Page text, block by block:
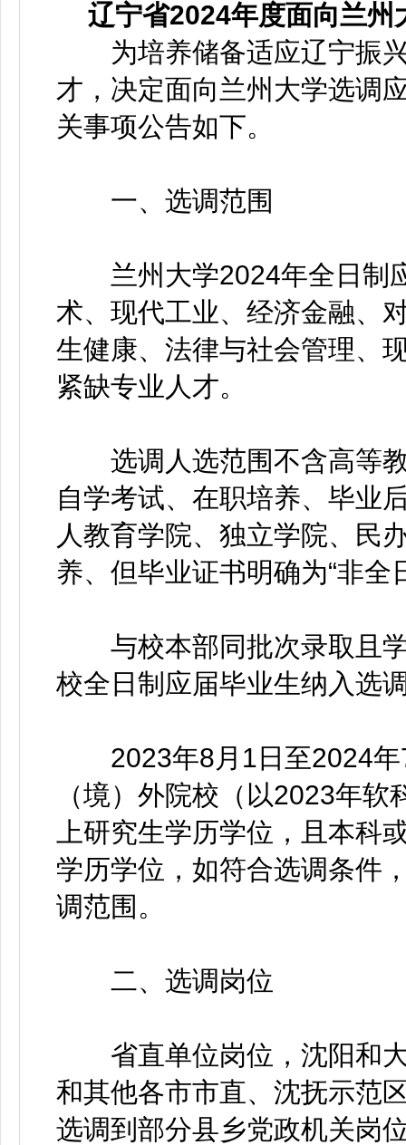
辽宁省2024年度面向兰
为培养储备适应辽宁振兴
才，决定面向兰州大学选调
关事项公告如下。
一、选调范围
兰州大学2024年全日制
术、现代工业、经济金融、
生健康、法律与社会管理、
紧缺专业人才。
选调人选范围不含高等教
自学考试、在职培养、毕业
人教育学院、独立学院、民
养、但毕业证书明确为“非全
与校本部同批次录取且学
校全日制应届毕业生纳入选
2023年8月1日至2024年7
（境）外院校（以2023年
上研究生学历学位，且本科
学历学位，如符合选调条件
调范围。
二、选调岗位
省直单位岗位，沈阳和大
和其他各市市直、沈抚示范
选调到部分县乡党政机关岗